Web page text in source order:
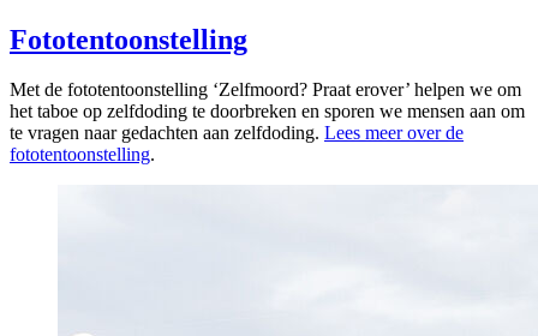
Fototentoonstelling
Met de fototentoonstelling ‘Zelfmoord? Praat erover’ helpen we om
het taboe op zelfdoding te doorbreken en sporen we mensen aan om
te vragen naar gedachten aan zelfdoding. Lees meer over de
fototentoonstelling.